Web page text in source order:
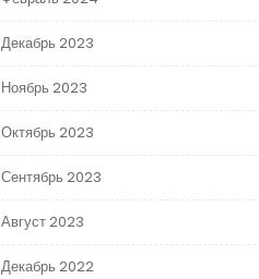
Декабрь 2023
Ноябрь 2023
Октябрь 2023
Сентябрь 2023
Август 2023
Декабрь 2022